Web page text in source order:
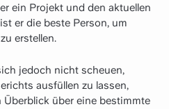
ein Projekt und den aktuellen
er die beste Person, um
erstellen.
jedoch nicht scheuen,
ausfüllen zu lassen,
über eine bestimmte